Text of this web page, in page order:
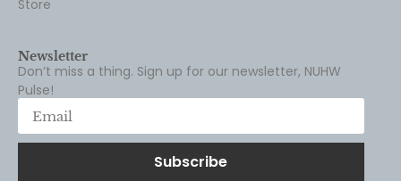
Store
Newsletter
Don’t miss a thing. Sign up for our newsletter, NUHW
Pulse!
Subscribe